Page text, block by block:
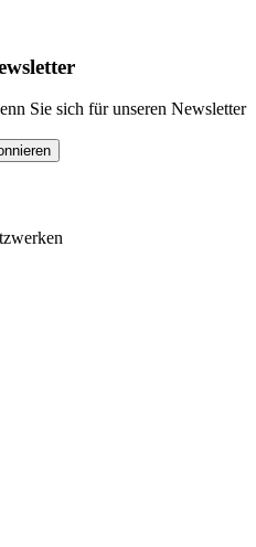
Sie sich für unseren Newsletter